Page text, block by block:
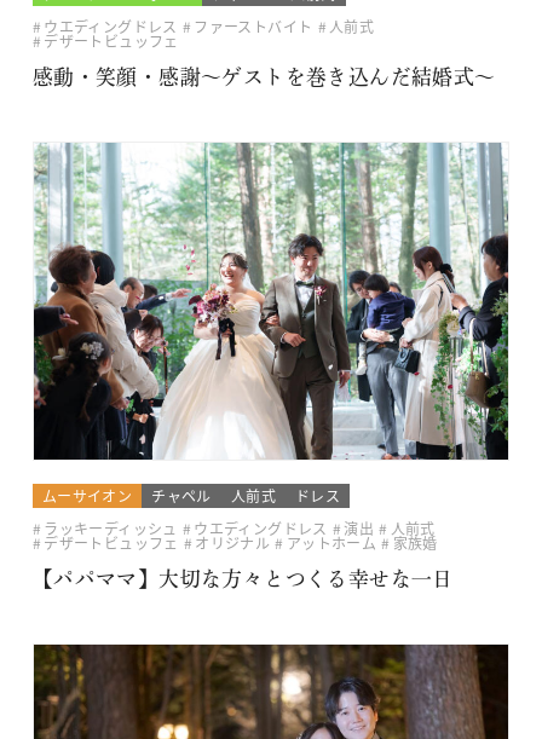
ウエディングドレス
ファーストバイト 人前式
デザートビュッフェ
感動・笑顔・感謝～ゲストを巻き込んだ結婚式～
ムーサイオン チャペル 人前式
ドレス
ラッキーディッシュ
ウエディングドレス 演出 人前式
デザートビュッフェ オリジナル アットホーム
家族婚
【パパママ】大切な方々とつくる幸せな一日